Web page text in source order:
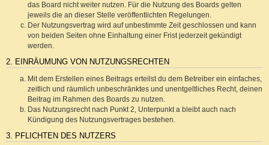
das Board nicht weiter nutzen. Für die Nutzung des Boards gelten
jeweils die an dieser Stelle veröffentlichten Regelungen.
Der Nutzungsvertrag wird auf unbestimmte Zeit geschlossen und kann
von beiden Seiten ohne Einhaltung einer Frist jederzeit gekündigt
werden.
2. EINRÄUMUNG VON NUTZUNGSRECHTEN
Mit dem Erstellen eines Beitrags erteilst du dem Betreiber ein einfaches,
zeitlich und räumlich unbeschränktes und unentgeltliches Recht, deinen
Beitrag im Rahmen des Boards zu nutzen.
Das Nutzungsrecht nach Punkt 2, Unterpunkt a bleibt auch nach
Kündigung des Nutzungsvertrages bestehen.
3. PFLICHTEN DES NUTZERS